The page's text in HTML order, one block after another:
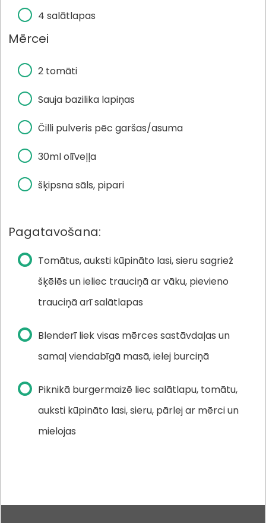
4 salātlapas
Mērcei
2 tomāti
Sauja bazilika lapiņas
Čilli pulveris pēc garšas/asuma
30ml olīveļļa
šķipsna sāls, pipari
Pagatavošana:
Tomātus, auksti kūpināto lasi, sieru sagriež
šķēlēs un ieliec trauciņā ar vāku, pievieno
trauciņā arī salātlapas
Blenderī liek visas mērces sastāvdaļas un
samaļ viendabīgā masā, ielej burciņā
Piknikā burgermaizē liec salātlapu, tomātu,
auksti kūpināto lasi, sieru, pārlej ar mērci un
mielojas